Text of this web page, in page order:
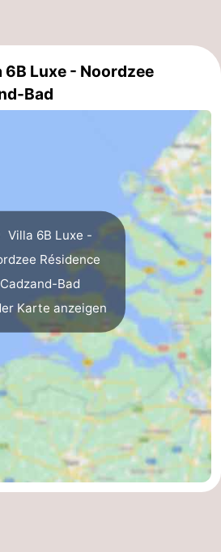
Luxe - Noordzee
Bad
Villa 6B Luxe -
Résidence
Cadzand-Bad
Karte anzeigen